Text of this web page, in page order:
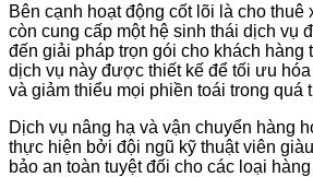
Bên cạnh hoạt động cốt lõi là cho thuê
còn cung cấp một hệ sinh thái dịch vụ
đến giải pháp trọn gói cho khách hàng
dịch vụ này được thiết kế để tối ưu
và giảm thiểu mọi phiền toái trong quá
Dịch vụ nâng hạ và vận chuyển hàng
thực hiện bởi đội ngũ kỹ thuật viên
bảo an toàn tuyệt đối cho các loại